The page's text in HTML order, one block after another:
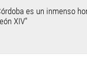
es un inmenso
XIV"